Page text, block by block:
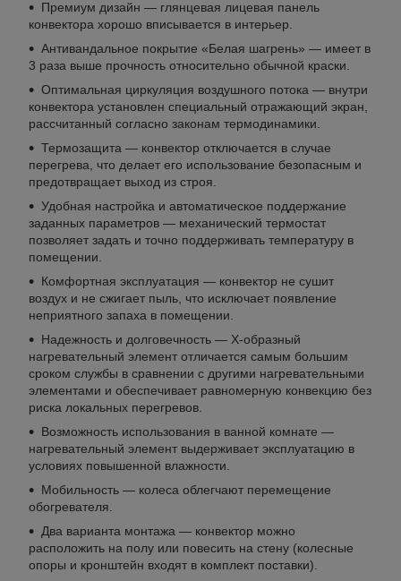
Премиум дизайн — глянцевая лицевая панель
конвектора хорошо вписывается в интерьер.
Антивандальное покрытие «Белая шагрень» — имеет в
3 раза выше прочность относительно обычной краски.
Оптимальная циркуляция воздушного потока — внутри
конвектора установлен специальный отражающий экран,
рассчитанный согласно законам термодинамики.
Термозащита — конвектор отключается в случае
перегрева, что делает его использование безопасным и
предотвращает выход из строя.
Удобная настройка и автоматическое поддержание
заданных параметров — механический термостат
позволяет задать и точно поддерживать температуру в
помещении.
Комфортная эксплуатация — конвектор не сушит
воздух и не сжигает пыль, что исключает появление
неприятного запаха в помещении.
Надежность и долговечность — Х-образный
нагревательный элемент отличается самым большим
сроком службы в сравнении с другими нагревательными
элементами и обеспечивает равномерную конвекцию без
риска локальных перегревов.
Возможность использования в ванной комнате —
нагревательный элемент выдерживает эксплуатацию в
условиях повышенной влажности.
Мобильность — колеса облегчают перемещение
обогревателя.
Два варианта монтажа — конвектор можно
расположить на полу или повесить на стену (колесные
опоры и кронштейн входят в комплект поставки).